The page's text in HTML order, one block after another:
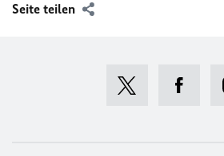
Seite teilen